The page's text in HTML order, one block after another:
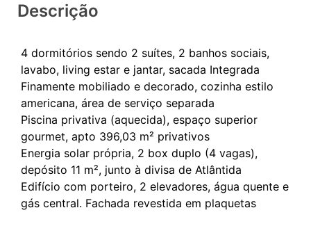
Descrição
4 dormitórios sendo 2 suítes, 2 banhos sociais,
lavabo, living estar e jantar, sacada Integrada
Finamente mobiliado e decorado, cozinha estilo
americana, área de serviço separada
Piscina privativa (aquecida), espaço superior
gourmet, apto 396,03 m² privativos
Energia solar própria, 2 box duplo (4 vagas),
depósito 11 m², junto à divisa de Atlântida
Edifício com porteiro, 2 elevadores, água quente e